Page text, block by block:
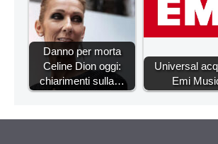
Danno per morta
Celine Dion oggi:
chiarimenti sulla…
Universal
Emi